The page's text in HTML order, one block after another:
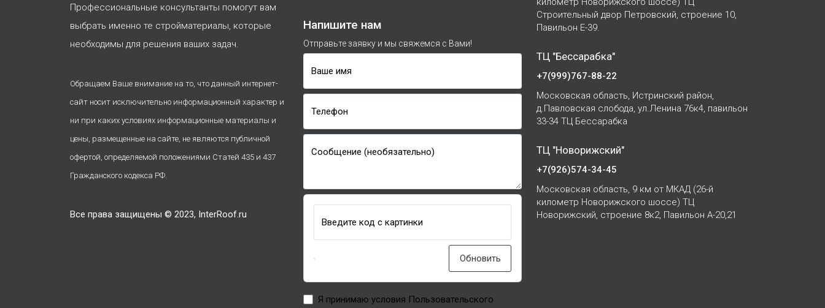
Профессиональные консультанты помогут вам
выбрать именно те стройматериалы, которые
необходимы для решения ваших задач.
Обращаем Ваше внимание на то, что данный интернет-
сайт носит исключительно информационный характер и
ни при каких условиях информационные материалы и
цены, размещенные на сайте, не являются публичной
офертой, определяемой положениями Статей 435 и 437
Гражданского кодекса РФ.
Все права защищены © 2023, InterRoof.ru
Напишите нам
Отправьте заявку и мы свяжемся с Вами!
Ваше имя
Телефон
Сообщение (необязательно)
Введите код с картинки
Обновить
Я принимаю условия Пользовательского
Строительный двор Петровский, строение 10,
Павильон Е-39.
ТЦ "Бессарабка"
+7(999)767-88-22
Московская область, Истринский район,
д.Павловская слобода, ул.Ленина 76к4, павильон
33-34 ТЦ Бессарабка
ТЦ "Новорижский"
+7(926)574-34-45
Московская область, 9 км от МКАД (26-й
километр Новорижского шоссе) ТЦ
Новорижский, строение 8к2, Павильон А-20,21